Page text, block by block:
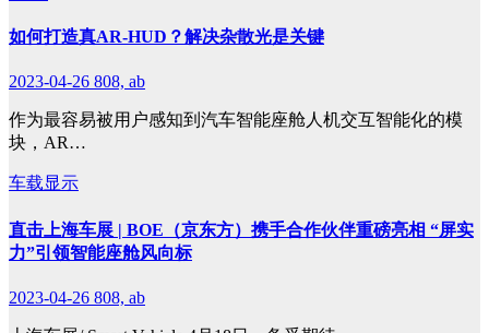
如何打造真AR-HUD？解决杂散光是关键
2023-04-26 808, ab
作为最容易被用户感知到汽车智能座舱人机交互智能化的模
块，AR…
车载显示
直击上海车展 | BOE（京东方）携手合作伙伴重磅亮相 “屏实
力”引领智能座舱风向标
2023-04-26 808, ab